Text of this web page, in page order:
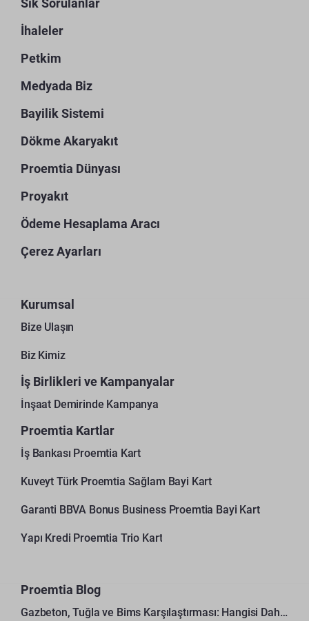
İhaleler
Petkim
Medyada Biz
Bayilik Sistemi
Dökme Akaryakıt
Proemtia Dünyası
Proyakıt
Ödeme Hesaplama Aracı
Çerez Ayarları
Kurumsal
Bize Ulaşın
Biz Kimiz
İş Birlikleri ve Kampanyalar
İnşaat Demirinde Kampanya
Proemtia Kartlar
İş Bankası Proemtia Kart
Kuveyt Türk Proemtia Sağlam Bayi Kart
Garanti BBVA Bonus Business Proemtia Bayi Kart
Yapı Kredi Proemtia Trio Kart
Proemtia Blog
Gazbeton, Tuğla ve Bims Karşılaştırması: Hangisi Daha Avantajlı?